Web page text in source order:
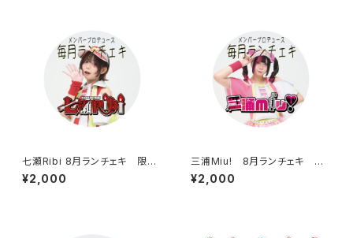
七瀬Ribi 8月ランチェキ 限定1
50枚
¥2,000
三浦Miu! 8月ランチェキ 限
定150枚
¥2,000